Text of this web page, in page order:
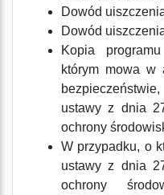
Dowód
Dowód
Kopia
którym mowa
ustawy z dnia
ochrony
W przypadku, o
ustawy z dnia
ochrony